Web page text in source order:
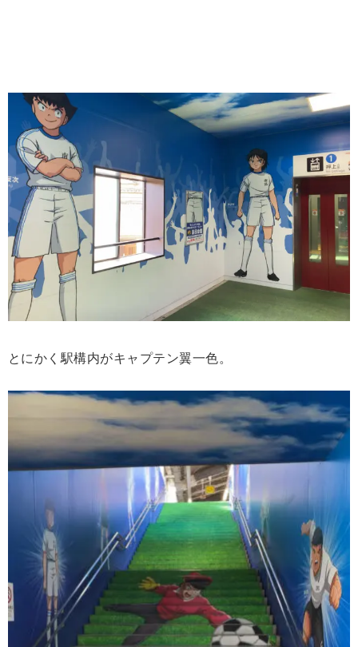
とにかく駅構内がキャプテン翼一色。